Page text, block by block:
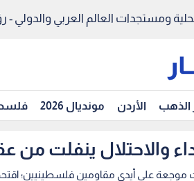
ومستجدات العالم العربي والدولي -
الذهب الأردن مونديال 2026
والاحتلال ينفلت من
موجعة على أيدي مقاومين فلسطينيين؛